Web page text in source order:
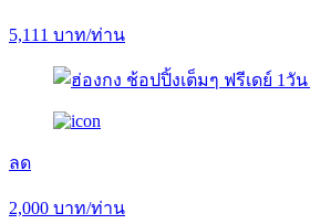
5,111 บาท/ท่าน
ลด
2,000 บาท/ท่าน